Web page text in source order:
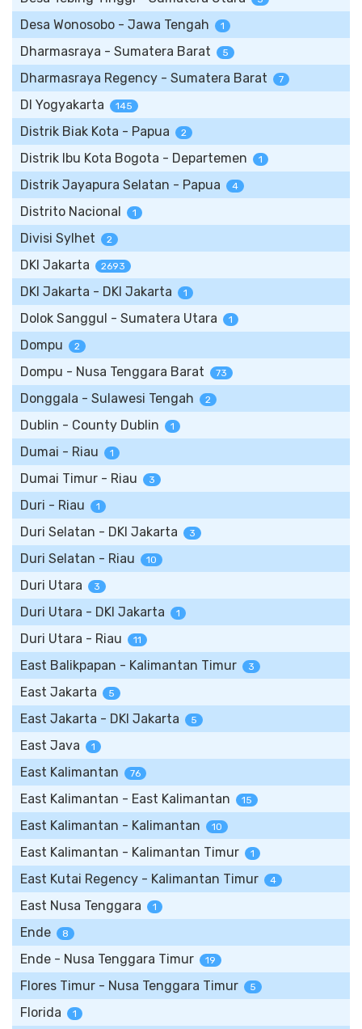
Desa Wonosobo - Jawa Tengah 1
Dharmasraya - Sumatera Barat 5
Dharmasraya Regency - Sumatera Barat 7
DI Yogyakarta 145
Distrik Biak Kota - Papua 2
Distrik Ibu Kota Bogota - Departemen 1
Distrik Jayapura Selatan - Papua 4
Distrito Nacional 1
Divisi Sylhet 2
DKI Jakarta 2693
DKI Jakarta - DKI Jakarta 1
Dolok Sanggul - Sumatera Utara 1
Dompu 2
Dompu - Nusa Tenggara Barat 73
Donggala - Sulawesi Tengah 2
Dublin - County Dublin 1
Dumai - Riau 1
Dumai Timur - Riau 3
Duri - Riau 1
Duri Selatan - DKI Jakarta 3
Duri Selatan - Riau 10
Duri Utara 3
Duri Utara - DKI Jakarta 1
Duri Utara - Riau 11
East Balikpapan - Kalimantan Timur 3
East Jakarta 5
East Jakarta - DKI Jakarta 5
East Java 1
East Kalimantan 76
East Kalimantan - East Kalimantan 15
East Kalimantan - Kalimantan 10
East Kalimantan - Kalimantan Timur 1
East Kutai Regency - Kalimantan Timur 4
East Nusa Tenggara 1
Ende 8
Ende - Nusa Tenggara Timur 19
Flores Timur - Nusa Tenggara Timur 5
Florida 1